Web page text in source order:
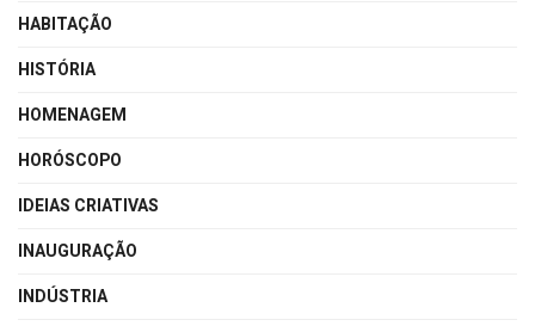
HABITAÇÃO
HISTÓRIA
HOMENAGEM
HORÓSCOPO
IDEIAS CRIATIVAS
INAUGURAÇÃO
INDÚSTRIA